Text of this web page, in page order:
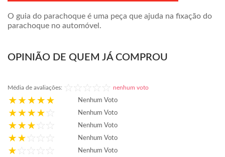
O guia do parachoque é uma peça que ajuda na fixação do
parachoque no automóvel.
OPINIÃO DE QUEM JÁ COMPROU
Média de avaliações: nenhum voto
Nenhum Voto
Nenhum Voto
Nenhum Voto
Nenhum Voto
Nenhum Voto